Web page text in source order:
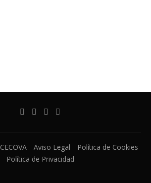
CECOVA Aviso Legal
Política de Cookies
Política de Privacidad